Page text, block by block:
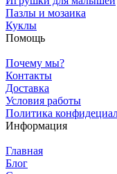
Пазлы и мозаика
Куклы
Помощь
Почему мы?
Контакты
Доставка
Условия работы
Политика
Информация
Главная
Блог